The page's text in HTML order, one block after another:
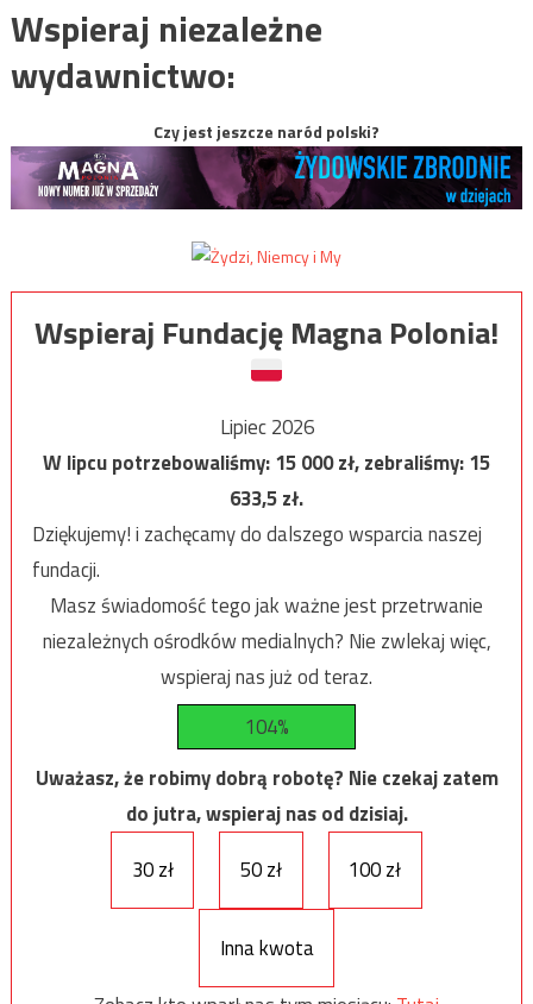
Wspieraj niezależne
wydawnictwo:
Czy jest jeszcze naród polski?
Wspieraj Fundację Magna Polonia!
Lipiec 2026
W lipcu potrzebowaliśmy:15 000zł, zebraliśmy:15
633,5zł.
Dziękujemy! i zachęcamy do dalszego wsparcia naszej
fundacji.
Masz świadomość tego jak ważne jest przetrwanie
niezależnych ośrodków medialnych? Nie zwlekaj więc,
wspieraj nas już od teraz.
104%
Uważasz, że robimy dobrą robotę? Nie czekaj zatem
do jutra, wspieraj nas od dzisiaj.
30 zł
50 zł 100 zł
Inna kwota